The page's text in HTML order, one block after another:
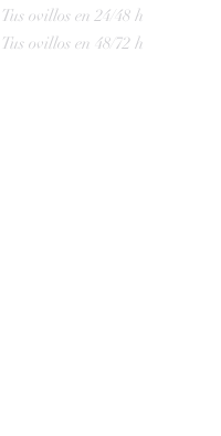
Tus ovillos en 24/48 h
Tus ovillos en 48/72 h